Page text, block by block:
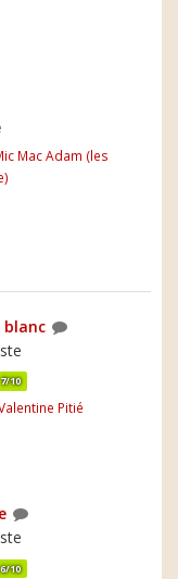
Mac Adam (les
blanc
7/10
Pitié
6/10